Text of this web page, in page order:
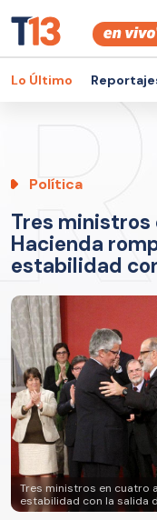
Lo Último
Política
Tres ministros
Hacienda
estabilidad
Tres ministros en cuatro
estabilidad con la salida